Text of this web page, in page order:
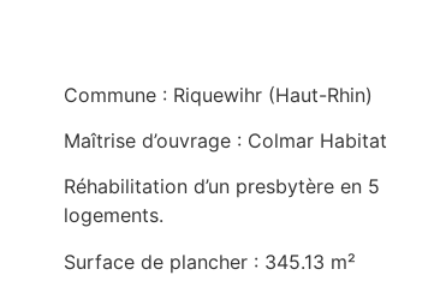
Commune : Riquewihr (Haut-Rhin)
Maîtrise d’ouvrage : Colmar Habitat
Réhabilitation d’un presbytère en 5
logements.
Surface de plancher : 345.13 m²